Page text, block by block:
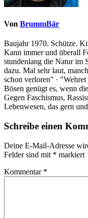
Von BrummBär
Baujahr 1970. Schütze.
Kann immer und überall
stundenlang die Natur im
dazu. Mal sehr laut,
schon verloren" ·
Bösen genügt es, wenn
Gegen Faschismus,
Lebenwesen, das gern
Schreibe einen
Deine E-Mail-Adresse
Felder sind mit * markiert
Kommentar *